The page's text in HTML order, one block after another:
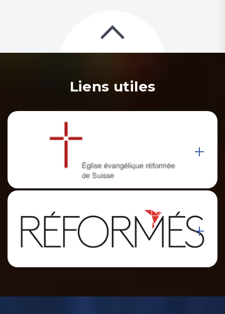
Liens utiles